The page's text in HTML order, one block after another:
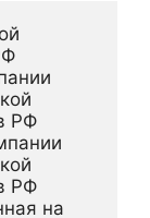
РФ
РФ
на